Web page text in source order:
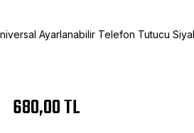
Ayarlanabilir Telefon Tutucu
680,00 TL